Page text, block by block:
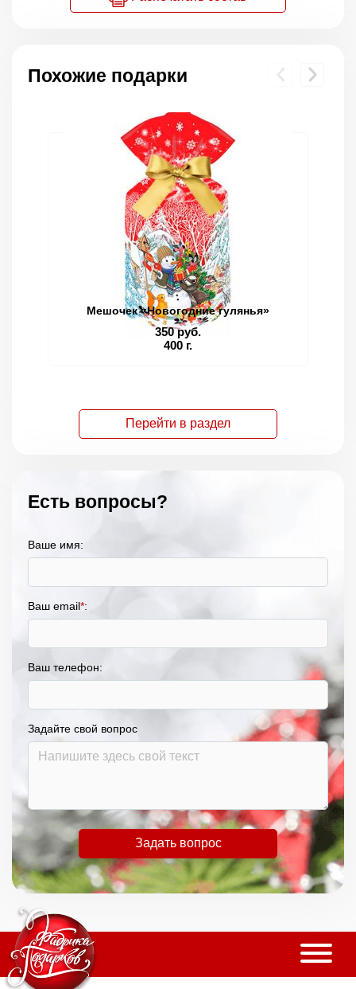
Похожие подарки
Мешочек «Новогодние гулянья»
350 руб.
400 г.
Перейти в раздел
Есть вопросы?
Ваше имя:
Ваш email*:
Ваш телефон:
Задайте свой вопрос
Задать вопрос